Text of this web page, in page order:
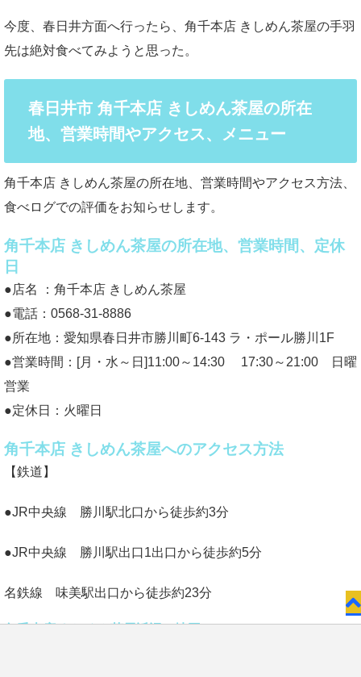
今度、春日井方面へ行ったら、角千本店 きしめん茶屋の手羽
先は絶対食べてみようと思った。
春日井市 角千本店 きしめん茶屋の所在
地、営業時間やアクセス、メニュー
角千本店 きしめん茶屋の所在地、営業時間やアクセス方法、
食べログでの評価をお知らせします。
角千本店 きしめん茶屋の所在地、営業時間、定休
日
●店名 ：角千本店 きしめん茶屋
●電話：0568-31-8886
●所在地：愛知県春日井市勝川町6-143 ラ・ポール勝川1F
●営業時間：[月・水～日]11:00～14:30 17:30～21:00 日曜
営業
●定休日：火曜日
角千本店 きしめん茶屋へのアクセス方法
【鉄道】
●JR中央線 勝川駅北口から徒歩約3分
●JR中央線 勝川駅出口1出口から徒歩約5分
名鉄線 味美駅出口から徒歩約23分
角千本店 きしめん茶屋近辺の地図